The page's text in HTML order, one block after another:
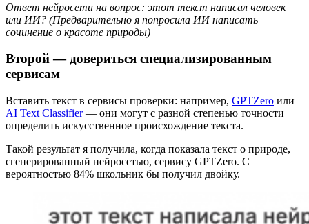
Ответ нейросети на вопрос: этот текст написал человек
или ИИ? (Предварительно я попросила ИИ написать
сочинение о красоте природы)
Второй — довериться специализированным
сервисам
Вставить текст в сервисы проверки: например, GPTZero или
AI Text Classifier— они могут с разной степенью точности
определить искусственное происхождение текста.
Такой результат я получила, когда показала текст о природе,
сгенерированный нейросетью, сервису GPTZero. С
вероятностью 84% школьник бы получил двойку.